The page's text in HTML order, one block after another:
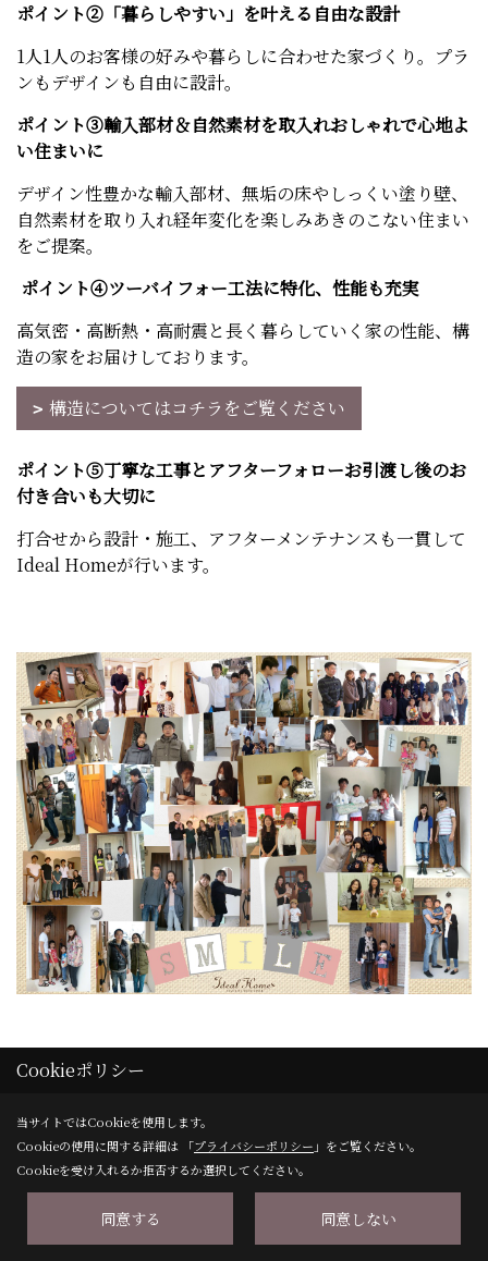
ポイント②「暮らしやすい」を叶える自由な設計
1人1人のお客様の好みや暮らしに合わせた家づくり。プラ
ンもデザインも自由に設計。
ポイント③輸入部材＆自然素材を取入れおしゃれで心地よ
い住まいに
デザイン性豊かな輸入部材、無垢の床やしっくい塗り壁、
自然素材を取り入れ経年変化を楽しみあきのこない住まい
をご提案。
ポイント④ツーバイフォー工法に特化、性能も充実
高気密・高断熱・高耐震と長く暮らしていく家の性能、構
造の家をお届けしております。
構造についてはコチラをご覧ください
ポイント⑤丁寧な工事とアフターフォローお引渡し後のお
付き合いも大切に
打合せから設計・施工、アフターメンテナンスも一貫して
Ideal Homeが行います。
よくあるご質問
Q 小さい子どもがいるのですが、一緒にいってもいいで
すか？
A もちろんご参加頂けます。ご相談いただくお客さまは
小さなお子様がおられるご家庭が多いです。
Cookieポリシー
当サイトではCookieを使用します。
Cookieの使用に関する詳細は 「プライバシーポリシー 」をご覧ください。
Cookieを受け入れるか拒否するか選択してください。
同意する 同意しない